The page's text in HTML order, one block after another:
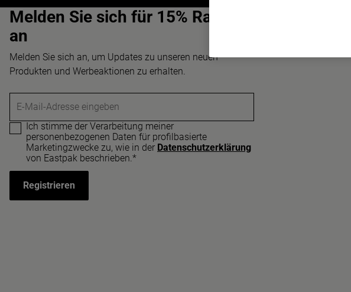
Melden Sie sich für 15% Rabatt
an
Melden Sie sich an, um Updates zu unseren neuen
Produkten und Werbeaktionen zu erhalten.
E-Mail-Adresse eingeben
Ich stimme der Verarbeitung meiner
personenbezogenen Daten für profilbasierte
Marketingzwecke zu, wie in der Datenschutzerklärung
von Eastpak beschrieben.*
Registrieren